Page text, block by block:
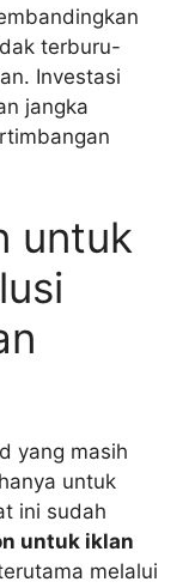
terburu-
Investasi
jangka
untuk
yang masih
untuk
ini sudah
untuk iklan
melalui